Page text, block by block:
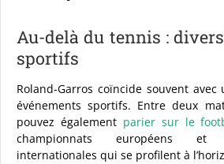
Au-delà du tennis :
sportifs
Roland-Garros coïncide souvent
événements sportifs. Entre deux
pouvez également parier sur le
championnats européens et
internationales qui se profilent à